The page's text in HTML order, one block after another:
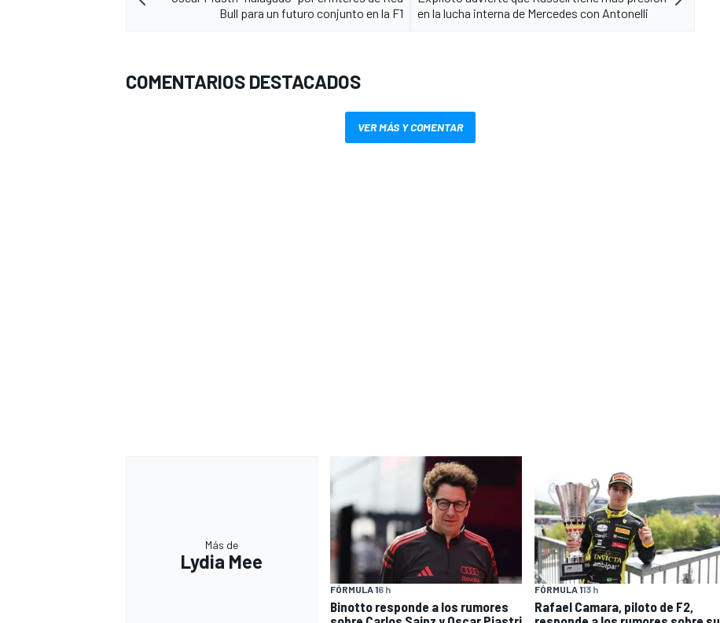
Bull para un futuro conjunto en la F1
en la lucha interna de Mercedes con Antonelli
COMENTARIOS DESTACADOS
VER MÁS Y COMENTAR
Más de
Lydia Mee
FÓRMULA 16 h
Binotto responde a los rumores
FÓRMULA 113 h
Rafael Camara, piloto de F2,